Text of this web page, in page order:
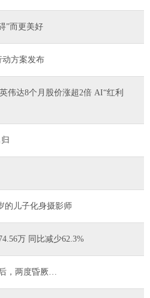
”而更美好
动方案发布
伟达8个月股价涨超2倍 AI“红利
的儿子化身摄影师
万 同比减少62.3%
，两度昏厥…